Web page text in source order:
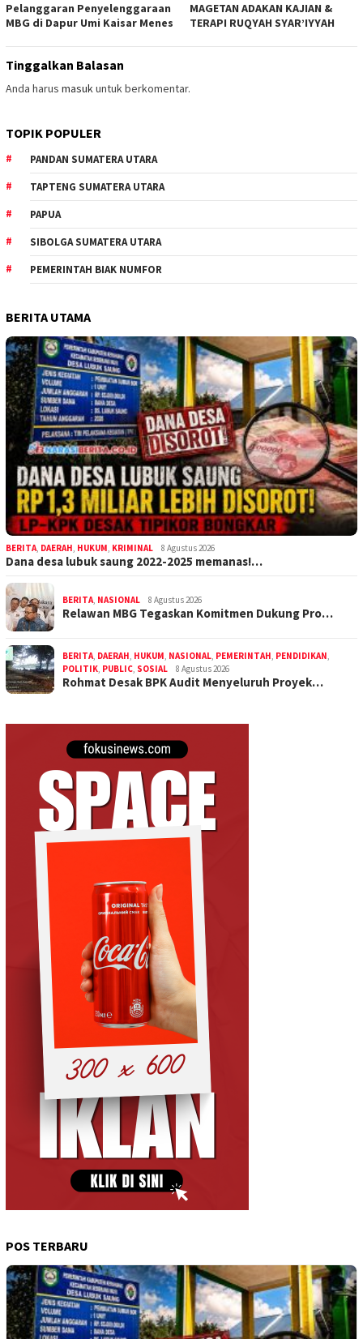
Pelanggaran Penyelenggaraan
MBG di Dapur Umi Kaisar Menes
MAGETAN ADAKAN KAJIAN &
TERAPI RUQYAH SYAR’IYYAH
Tinggalkan Balasan
Anda harus masukuntuk berkomentar.
TOPIK POPULER
PANDAN SUMATERA UTARA
TAPTENG SUMATERA UTARA
PAPUA
SIBOLGA SUMATERA UTARA
PEMERINTAH BIAK NUMFOR
BERITA UTAMA
BERITA DAERAH HUKUM KRIMINAL 8 Agustus 2026
Dana desa lubuk saung 2022-2025 memanas!…
BERITA NASIONAL 8 Agustus 2026
Relawan MBG Tegaskan Komitmen Dukung Pro…
BERITA DAERAH HUKUM NASIONAL PEMERINTAH PENDIDIKAN
POLITIK PUBLIC SOSIAL 8 Agustus 2026
Rohmat Desak BPK Audit Menyeluruh Proyek…
POS TERBARU